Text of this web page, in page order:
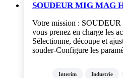
SOUDEUR MIG MAG
Votre mission :
vous prenez en charge les
Sélectionne, découpe et
souder-Configure les
Interim Industrie